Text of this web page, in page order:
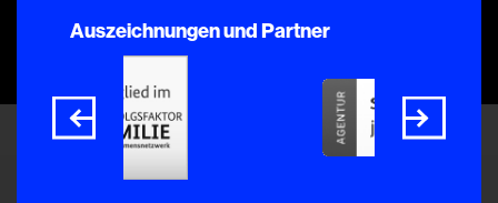
Auszeichnungen und Partner